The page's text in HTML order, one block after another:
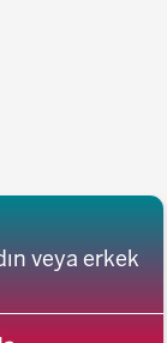
veya erkek